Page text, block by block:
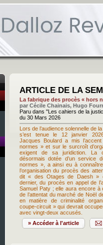
ARTICLE DE LA
La fabrique des procès « hors
par Cécile Chainais, Hugo
Paru dans "Les cahiers de la
du 30 Mars 2026
Lors de l’audience solennelle de
s’est tenue le 12 janvier
Jacques Boulard a mis
normes » et sur le surcroît
exigent de sa juridiction. La
désormais dotée d’un service
normes », a ainsi eu à
l’organisation du procès des
dit « des Otages de Daesh »
dernier, du procès en appel de
Samuel Paty ; elle aura encore à
de l’attentat du marché de Noël
en matière de criminalité
coupe-circuit » qui devrait
avec vingt-deux accusés.
» Accéder à l'article